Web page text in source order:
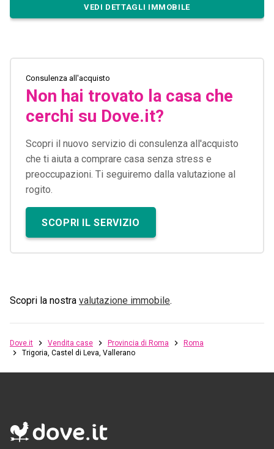
VEDI DETTAGLI IMMOBILE
Consulenza all'acquisto
Non hai trovato la casa che
cerchi su Dove.it?
Scopri il nuovo servizio di consulenza all'acquisto
che ti aiuta a comprare casa senza stress e
preoccupazioni. Ti seguiremo dalla valutazione al
rogito.
SCOPRI IL SERVIZIO
Scopri la nostra valutazione immobile.
Dove.it Vendita case Provincia di Roma
Roma
Trigoria, Castel di Leva, Vallerano